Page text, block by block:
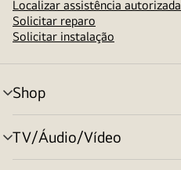
Localizar assistência autorizada
Solicitar reparo
Solicitar instalação
Shop
alternar
menu
TV/Áudio/Vídeo
alternar
menu